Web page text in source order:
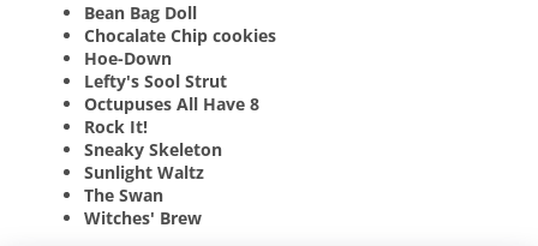
Bean Bag Doll
Chocalate Chip cookies
Hoe-Down
Lefty's Sool Strut
Octupuses All Have 8
Rock It!
Sneaky Skeleton
Sunlight Waltz
The Swan
Witches' Brew